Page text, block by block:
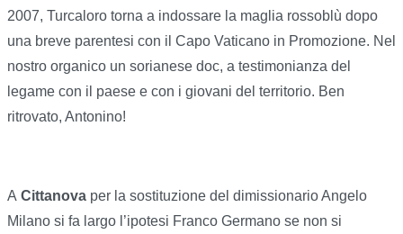
2007, Turcaloro torna a indossare la maglia rossoblù dopo
una breve parentesi con il Capo Vaticano in Promozione. Nel
nostro organico un sorianese doc, a testimonianza del
legame con il paese e con i giovani del territorio. Ben
ritrovato, Antonino!
A Cittanova per la sostituzione del dimissionario Angelo
Milano si fa largo l’ipotesi Franco Germano se non si